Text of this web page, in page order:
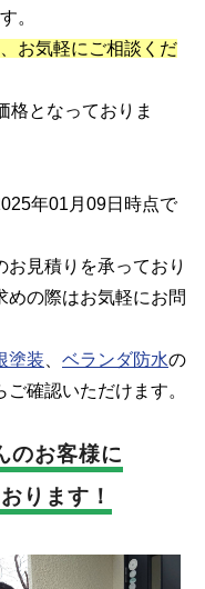
。
お気軽にご相談くだ
格となっておりま
年01月09日時点で
見積りを承っており
めの際はお気軽にお問
塗装 ベランダ防水の
確認いただけます。
のお客様に
ります！